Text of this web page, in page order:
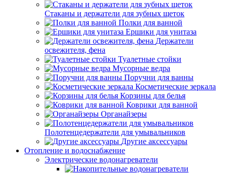
Стаканы и держатели для зубных щеток
Полки для ванной
Ершики для унитаза
Держатели
освежителя, фена
Туалетные стойки
Мусорные ведра
Поручни для ванны
Косметические зеркала
Корзины для белья
Коврики для ванной
Органайзеры
Полотенцедержатели для умывальников
Другие аксессуары
Отопление и водоснабжение
Электрические водонагреватели